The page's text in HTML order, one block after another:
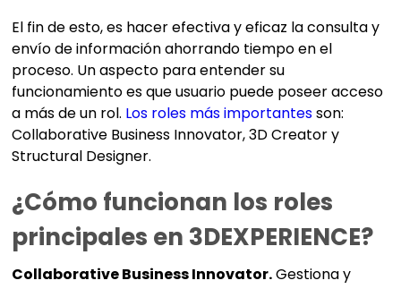
El fin de esto, es hacer efectiva y eficaz la consulta y
envío de información ahorrando tiempo en el
proceso. Un aspecto para entender su
funcionamiento es que usuario puede poseer acceso
a más de un rol. Los roles más importantesson:
Collaborative Business Innovator, 3D Creator y
Structural Designer.
¿Cómo funcionan los roles
principales en 3DEXPERIENCE?
Collaborative Business Innovator.Gestiona y